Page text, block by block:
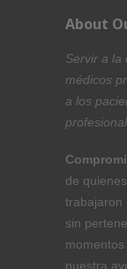
About
Servir a la
médicos
a los
de
trabajaron
sin
nuestra